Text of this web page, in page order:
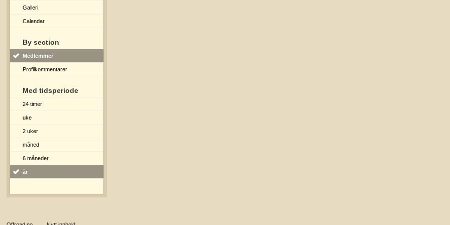
Galleri
Calendar
By section
Medlemmer
Profilkommentarer
Med tidsperiode
24 timer
uke
2 uker
måned
6 måneder
år